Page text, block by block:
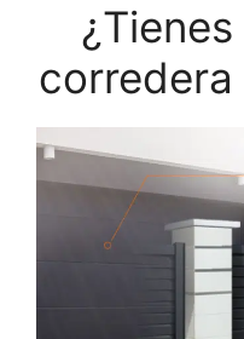
corredera